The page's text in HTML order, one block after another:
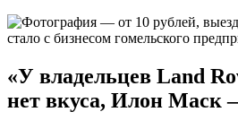
«У владельцев Land
нет вкуса, Илон Маск